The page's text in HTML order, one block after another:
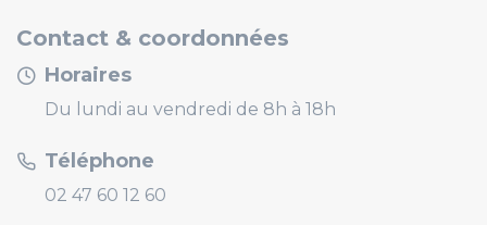
Contact & coordonnées
Horaires
Du lundi au vendredi de 8h à 18h
Téléphone
02 47 60 12 60